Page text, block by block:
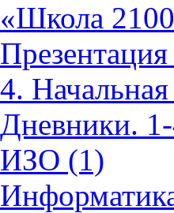
«Школа
4.
Дневники.
ИЗО (1)